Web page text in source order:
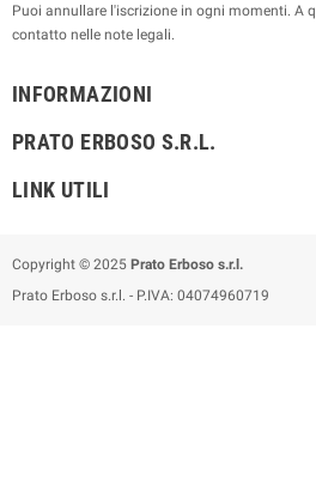
Puoi annullare l'iscrizione in ogni momenti. A
contatto nelle note legali.
INFORMAZIONI
PRATO ERBOSO S.R.L.
LINK UTILI
Copyright © 2025 Prato Erboso s.r.l.
Prato Erboso s.r.l. - P.IVA: 04074960719